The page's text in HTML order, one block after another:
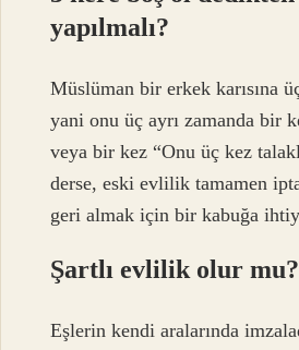
yapılmalı?
Müslüman bir erkek karısına
yani onu üç ayrı zamanda bir
veya bir kez “Onu üç kez
derse, eski evlilik tamamen
geri almak için bir kabuğa
Şartlı evlilik olur mu?
Eşlerin kendi aralarında